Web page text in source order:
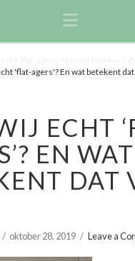
'flat-agers'? En wat betekent
ECHT
EN WAT
DAT
oktober 28, 2019 Leave a